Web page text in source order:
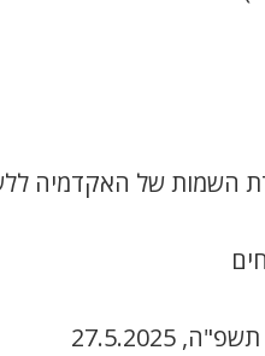
השמות של האקדמיה